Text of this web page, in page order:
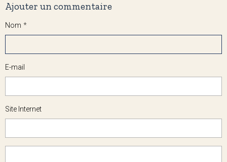
Ajouter un commentaire
Nom
E-mail
Site Internet